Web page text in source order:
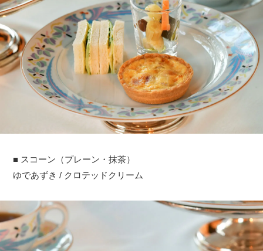
■ スコーン（プレーン・抹茶）
ゆであずき / クロテッドクリーム